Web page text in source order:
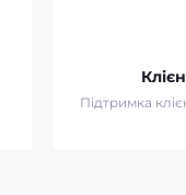
Підтримка